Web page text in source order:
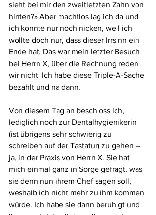
sieht bei mir den zweitletzten Zahn von
hinten?» Aber machtlos lag ich da und
ich konnte nur noch nicken, weil ich
wollte doch nur, dass dieser Irrsinn ein
Ende hat. Das war mein letzter Besuch
bei Herrn X, über die Rechnung reden
wir nicht. Ich habe diese Triple-A-Sache
bezahlt und na dann.
Von diesem Tag an beschloss ich,
lediglich noch zur Dentalhygienikerin
(ist übrigens sehr schwierig zu
schreiben auf der Tastatur) zu gehen –
ja, in der Praxis von Herrn X. Sie hat
mich einmal ganz in Sorge gefragt, was
sie denn nun ihrem Chef sagen soll,
weshalb ich nicht mehr zu ihm kommen
würde. Ich habe sie dann beruhigt und